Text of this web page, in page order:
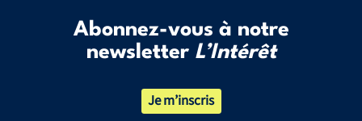
Abonnez-vous à notre
newsletter L’Intérêt
Je m’inscris